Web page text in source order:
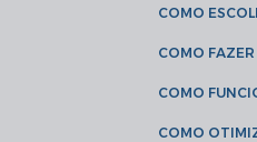
COMO
COMO
COMO
COMO